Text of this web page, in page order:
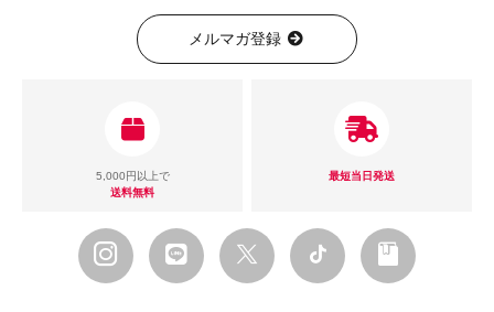
メルマガ登録
5,000円以上で
送料無料
最短当日発送